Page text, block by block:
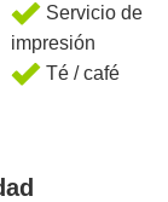
Servicio de
impresión
Té / café